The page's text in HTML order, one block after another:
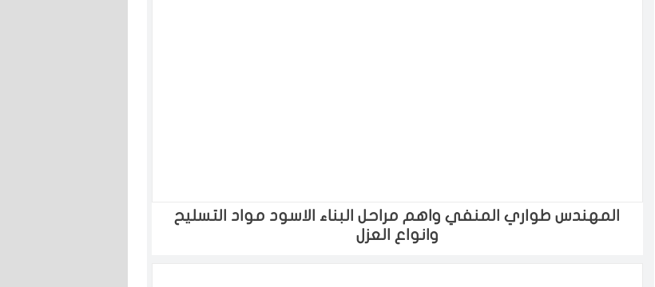
المهندس طواري المنفي واهم مراحل البناء الاسود مواد التسليح
وانواع العزل